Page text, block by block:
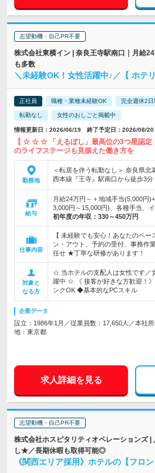
志望動機・自己PR不要
株式会社東横イン | 奈良王寺駅南口｜月給
も多数
＼未経験OK！女性活躍中♪／【 ホテ
正社員 職種・業種未経験OK 完全週休2日
転勤なし 女性のおしごと掲載中
情報更新日：2026/06/19 終了予定日：2026/08/20
【 ☆ ☆ ☆ 「えるぼし」最高位の3つ星認定
のライフステージも見据えた働き方を
勤務地
＜転居を伴う転勤なし＞ 奈良県
西本線『王寺』駅南口から徒歩3分
給与
月給24万円～＋地域手当(5,000円
3,000円～15,000円)、各種手当、
初年度の年収： 330～450万円
仕事内容
【 未経験でも安心！あなたのペ
ン・アウト、予約の受付、事務作
任せ ★丁寧な研修があります！
対象と
なる方
☆ 当ホテルの支配人は女性です／
躍中 ☆ 《 接客が好きな方歓迎！
ンクOK ◆基本的なPCスキル
企業データ
設立：1986年1月／従業員数：17,650人／本社
地：東京都
求人詳細を見る
志望動機・自己PR不要
株式会社ホスピタリティオペレーションズ
し★／長期休暇も取得可能◎
《関西エリア採用》ホテルの【フロ